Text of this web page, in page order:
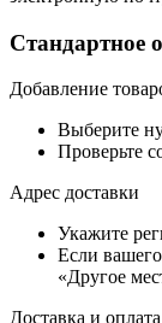
Стандартное
Добавление
Выберите
Проверьте
Адрес доставки
Укажите
Если
«Другое
Доставка и оплата